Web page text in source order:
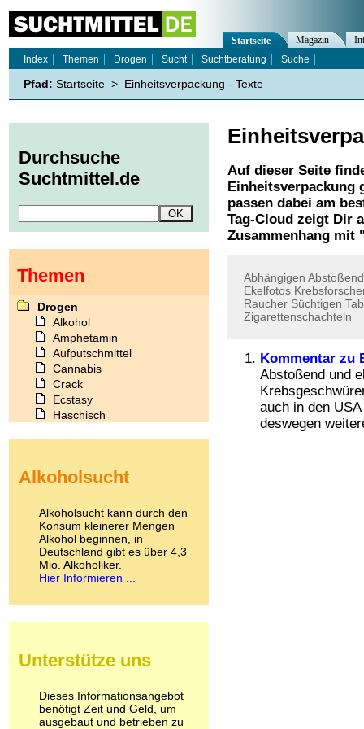
Auf dieser Seite
Einheitsverpackung
passen dabei am
Tag-Cloud zeigt Dir
Zusammenhang mit
Abhängigen Abstoßend
Ekelfotos
Raucher Süchtigen
Zigarettenschachteln
Kommentar zu
Abstoßend und
auch in den
deswegen
Startseite Magazin
Index
Themen Drogen Sucht Suchtberatung Suche
Pfad: Startseite > Einheitsverpackung - Texte
Durchsuche
Suchtmittel.de
Themen
Drogen
Alkohol
Amphetamin
Aufputschmittel
Cannabis
Crack
Ecstasy
Haschisch
Kokain
LSD
Marihuana
Medikamente
Meskalin
Metamphetamin
Methadon
Pilze
Psychopharmaka
Schlafmittel
Schmerzmittel
Alkoholsucht
Alkoholsucht kann durch den
Konsum kleinerer Mengen
Alkohol beginnen, in
Deutschland gibt es über 4,3
Mio. Alkoholiker.
Hier Informieren ...
Unterstütze uns
Dieses Informationsangebot
benötigt Zeit und Geld, um
ausgebaut und betrieben zu